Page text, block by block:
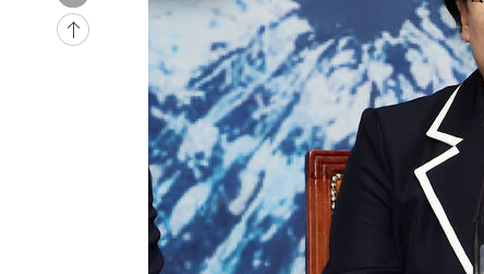
-3188초 전 >
[속보]이 대통령, '호우피해' 안동·의성 관할 4개 면 특별
-3151초 전 >
[단독]중수청 지원 검사들, 정원 초과 시 낮은 계급 임용…
낮 최고 37도 찜통더위…곳곳 소나기·강원 많은 비[내일
SK하이닉스, 용인·청주 팹에 54조 투자…"AI 메모리 수요 선
여자배구 이재영·이다영 자매, 아제르바이잔 투란VC 입단
외국인 심판 성 접대 7경기 들여다보니…한국 축구 '5승 2무'
[속보]코스닥, 2.86포인트(0.36%) 내린 798.81마감
[속보]코스피, 6200선 약보합…0.60% 내린 6258.77에 마쳐
[속보]원·달러 환율, 7.7원 내린 1416.1원 마감